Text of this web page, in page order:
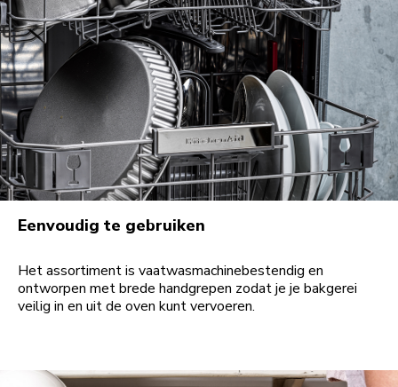
Eenvoudig te gebruiken
Het assortiment is vaatwasmachinebestendig en
ontworpen met brede handgrepen zodat je je bakgerei
veilig in en uit de oven kunt vervoeren.